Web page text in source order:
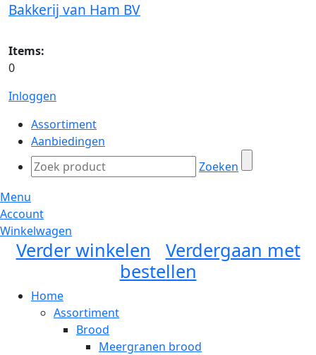
Bakkerij van Ham BV
Items:
0
Inloggen
Assortiment
Aanbiedingen
Zoeken
Menu
Account
Winkelwagen
Verder winkelen
Verdergaan met
bestellen
Home
Assortiment
Brood
Meergranen brood